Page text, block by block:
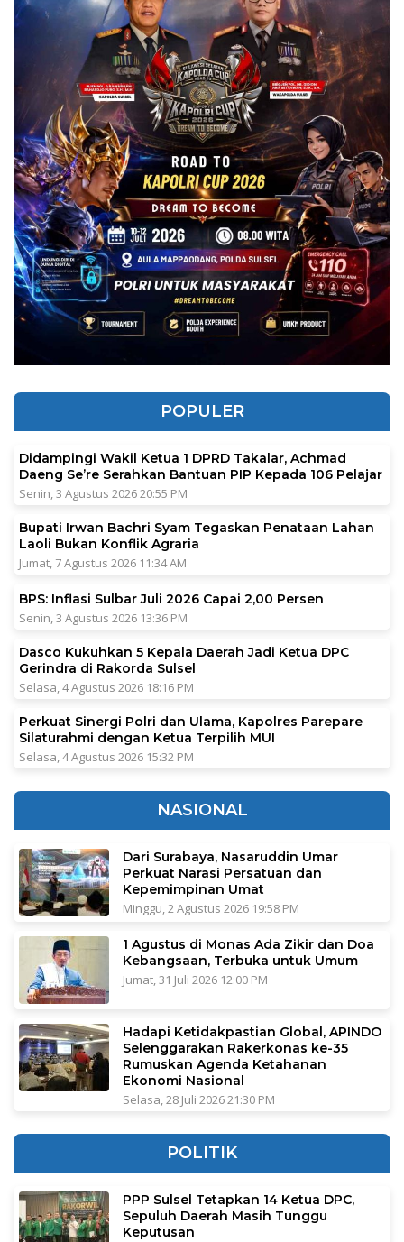
POPULER
Didampingi Wakil Ketua 1 DPRD Takalar, Achmad
Daeng Se’re Serahkan Bantuan PIP Kepada 106 Pelajar
Senin, 3 Agustus 2026 20:55 PM
Bupati Irwan Bachri Syam Tegaskan Penataan Lahan
Laoli Bukan Konflik Agraria
Jumat, 7 Agustus 2026 11:34 AM
BPS: Inflasi Sulbar Juli 2026 Capai 2,00 Persen
Senin, 3 Agustus 2026 13:36 PM
Dasco Kukuhkan 5 Kepala Daerah Jadi Ketua DPC
Gerindra di Rakorda Sulsel
Selasa, 4 Agustus 2026 18:16 PM
Perkuat Sinergi Polri dan Ulama, Kapolres Parepare
Silaturahmi dengan Ketua Terpilih MUI
Selasa, 4 Agustus 2026 15:32 PM
NASIONAL
Dari Surabaya, Nasaruddin Umar
Perkuat Narasi Persatuan dan
Kepemimpinan Umat
Minggu, 2 Agustus 2026 19:58 PM
1 Agustus di Monas Ada Zikir dan Doa
Kebangsaan, Terbuka untuk Umum
Jumat, 31 Juli 2026 12:00 PM
Hadapi Ketidakpastian Global, APINDO
Selenggarakan Rakerkonas ke-35
Rumuskan Agenda Ketahanan
Ekonomi Nasional
Selasa, 28 Juli 2026 21:30 PM
POLITIK
PPP Sulsel Tetapkan 14 Ketua DPC,
Sepuluh Daerah Masih Tunggu
Keputusan